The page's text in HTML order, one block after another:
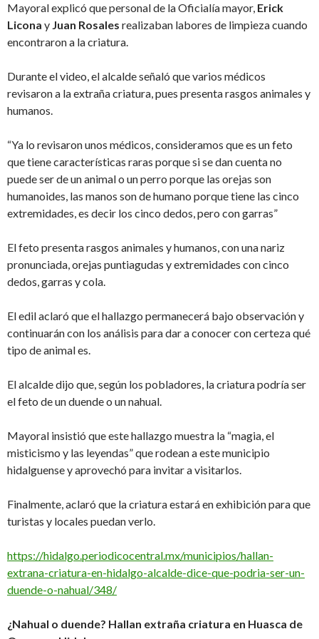
Mayoral explicó que personal de la Oficialía mayor, Erick
Licona y Juan Rosales realizaban labores de limpieza cuando
encontraron a la criatura.
Durante el video, el alcalde señaló que varios médicos
revisaron a la extraña criatura, pues presenta rasgos animales y
humanos.
“Ya lo revisaron unos médicos, consideramos que es un feto
que tiene características raras porque si se dan cuenta no
puede ser de un animal o un perro porque las orejas son
humanoides, las manos son de humano porque tiene las cinco
extremidades, es decir los cinco dedos, pero con garras”
El feto presenta rasgos animales y humanos, con una nariz
pronunciada, orejas puntiagudas y extremidades con cinco
dedos, garras y cola.
El edil aclaró que el hallazgo permanecerá bajo observación y
continuarán con los análisis para dar a conocer con certeza qué
tipo de animal es.
El alcalde dijo que, según los pobladores, la criatura podría ser
el feto de un duende o un nahual.
Mayoral insistió que este hallazgo muestra la “magia, el
misticismo y las leyendas” que rodean a este municipio
hidalguense y aprovechó para invitar a visitarlos.
Finalmente, aclaró que la criatura estará en exhibición para que
turistas y locales puedan verlo.
https://hidalgo.periodicocentral.mx/municipios/hallan-
extrana-criatura-en-hidalgo-alcalde-dice-que-podria-ser-un-
duende-o-nahual/348/
¿Nahual o duende? Hallan extraña criatura en Huasca de